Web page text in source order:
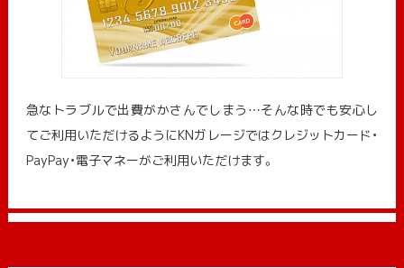
急なトラブルで出費がかさんでしまう…そんな時でも安心し
てご利用いただけるようにKNガレージではクレジットカード・
PayPay・電子マネーがご利用いただけます。